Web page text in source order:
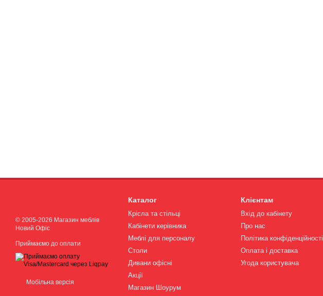
© 2005-2026 Магазин меблів
Новий Офіс
Приймаємо до оплати
Мобільна версія
Каталог
Крісла та стільці
Кабінети керівника
Меблі для персоналу
Столи
Дивани офісні
Акції
Магазин Шоурум
Клієнтам
Вхід до кабінету
Про нас
Політика конфіденційності
Оплата і доставка
Угода користувача